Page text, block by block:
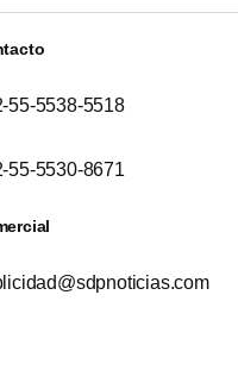
55-5538-5518
55-5530-8671